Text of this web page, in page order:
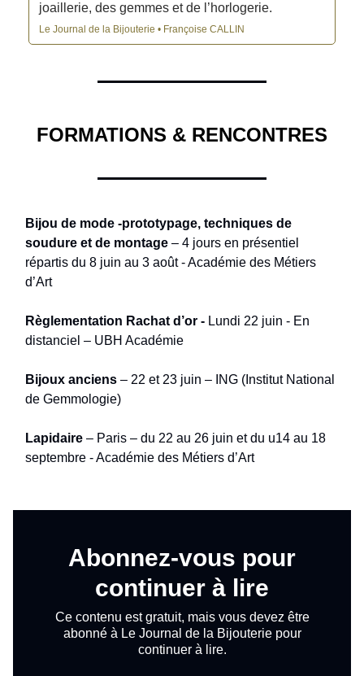
joaillerie, des gemmes et de l’horlogerie.
Le Journal de la Bijouterie • Françoise CALLIN
FORMATIONS & RENCONTRES
Bijou de mode -prototypage, techniques de
soudure et de montage – 4 jours en présentiel
répartis du 8 juin au 3 août - Académie des Métiers
d’Art
Règlementation Rachat d’or - Lundi 22 juin - En
distanciel – UBH Académie
Bijoux anciens – 22 et 23 juin – ING (Institut National
de Gemmologie)
Lapidaire – Paris – du 22 au 26 juin et du u14 au 18
septembre - Académie des Métiers d’Art
Abonnez-vous pour
continuer à lire
Ce contenu est gratuit, mais vous devez être
abonné à Le Journal de la Bijouterie pour
continuer à lire.